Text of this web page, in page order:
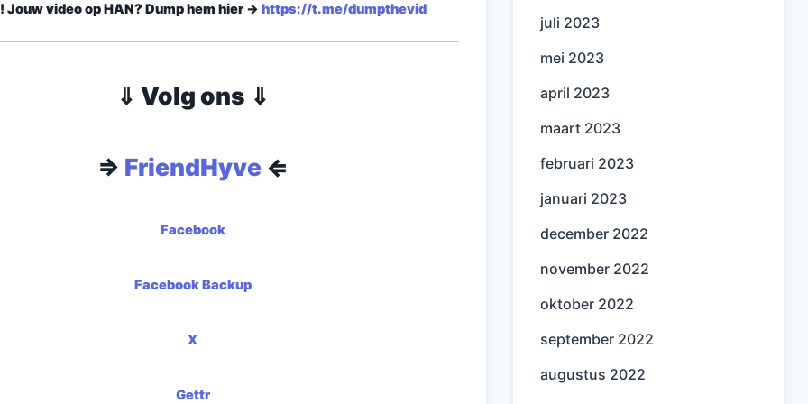
Jouw video op HAN? Dump hem hier ->https://t.me/dumpthevid
⇓ Volg ons ⇓
⇒ FriendHyve⇐
Facebook
Facebook Backup
X
Gettr
juli 2023
mei 2023
april 2023
maart 2023
februari 2023
januari 2023
december 2022
november 2022
oktober 2022
september 2022
augustus 2022